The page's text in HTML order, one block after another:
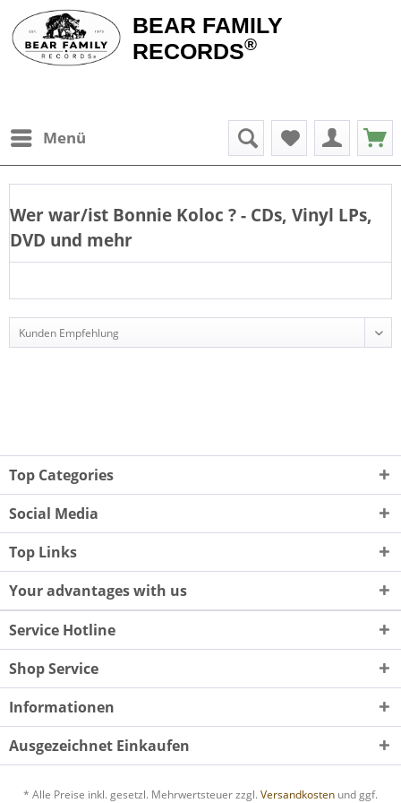
BEAR FAMILY
RECORDS®
Menü
Wer war/ist Bonnie Koloc ? - CDs, Vinyl LPs,
DVD und mehr
Top Categories
Social Media
Top Links
Your advantages with us
Service Hotline
Shop Service
Informationen
Ausgezeichnet Einkaufen
* Alle Preise inkl. gesetzl. Mehrwertsteuer zzgl. Versandkosten und ggf.